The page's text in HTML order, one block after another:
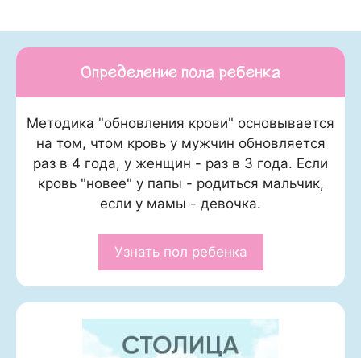
Определение пола ребенка
Методика "обновления крови" основывается
на том, чтом кровь у мужчин обновляется
раз в 4 года, у женщин - раз в 3 года. Если
кровь "новее" у папы - родиться мальчик,
если у мамы - девочка.
Узнать пол ребенка